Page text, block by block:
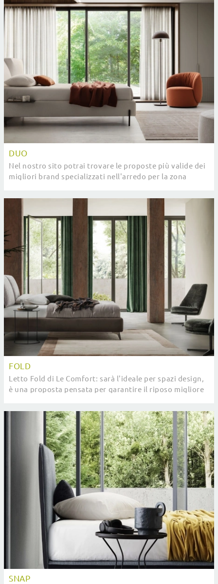
DUO
Nel nostro sito potrai trovare le proposte più valide dei
migliori brand specializzati nell'arredo per la zona
FOLD
Letto Fold di Le Comfort: sarà l'ideale per spazi design,
è una proposta pensata per garantire il riposo migliore
SNAP